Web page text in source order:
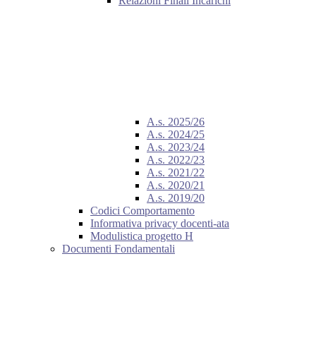
A.s. 2025/26
A.s. 2024/25
A.s. 2023/24
A.s. 2022/23
A.s. 2021/22
A.s. 2020/21
A.s. 2019/20
Codici Comportamento
Informativa privacy docenti-ata
Modulistica progetto H
Documenti Fondamentali